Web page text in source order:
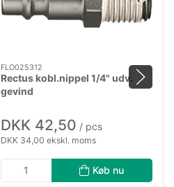
FLO025312
Rectus kobl.nippel 1/4" udv.
gevind
DKK 42,50 / pcs
DKK 34,00 ekskl. moms
Køb nu